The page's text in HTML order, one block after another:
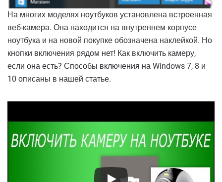
На многих моделях ноутбуков установлена встроенная
веб-камера. Она находится на внутреннем корпусе
ноутбука и на новой покупке обозначена наклейкой. Но
кнопки включения рядом нет! Как включить камеру,
если она есть? Способы включения на Windows 7, 8 и
10 описаны в нашей статье.